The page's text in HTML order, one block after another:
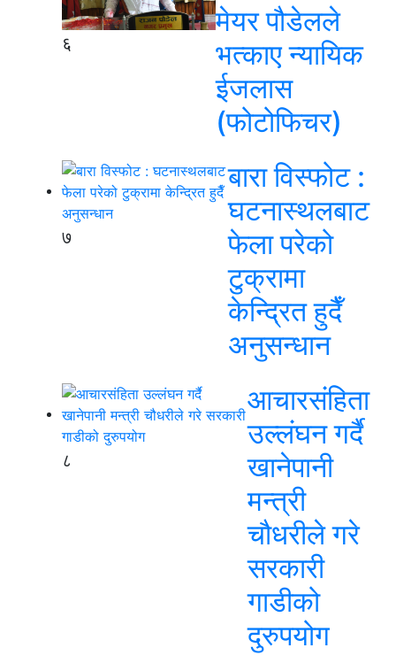
६
मेयर पौडेलले
भत्काए न्यायिक
ईजलास
(फोटोफिचर)
७
बारा विस्फोट :
घटनास्थलबाट
फेला परेको
टुक्रामा
केन्द्रित हुदैँ
अनुसन्धान
८
आचारसंहिता
उल्लंघन गर्दै
खानेपानी
मन्त्री
चौधरीले गरे
सरकारी
गाडीको
दुरुपयोग